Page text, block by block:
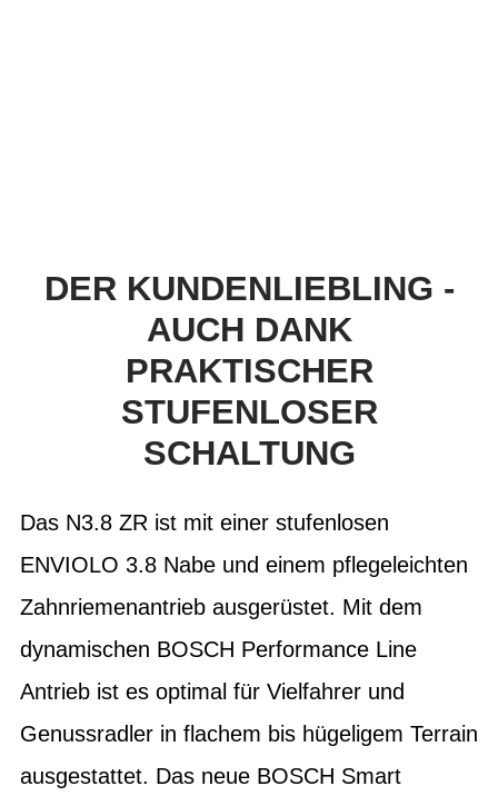
DER KUNDENLIEBLING -
AUCH DANK
PRAKTISCHER
STUFENLOSER
SCHALTUNG
Das N3.8 ZR ist mit einer stufenlosen
ENVIOLO 3.8 Nabe und einem pflegeleichten
Zahnriemenantrieb ausgerüstet. Mit dem
dynamischen BOSCH Performance Line
Antrieb ist es optimal für Vielfahrer und
Genussradler in flachem bis hügeligem Terrain
ausgestattet. Das neue BOSCH Smart